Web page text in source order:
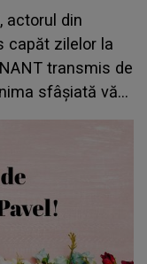
actorul din
capăt zilelor la
transmis de
sfâșiată vă